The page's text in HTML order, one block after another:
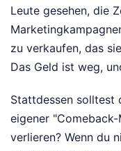
Leute gesehen, die
zu verkaufen, das
Das Geld ist weg,
Stattdessen solltest
eigener
verlieren? Wenn du